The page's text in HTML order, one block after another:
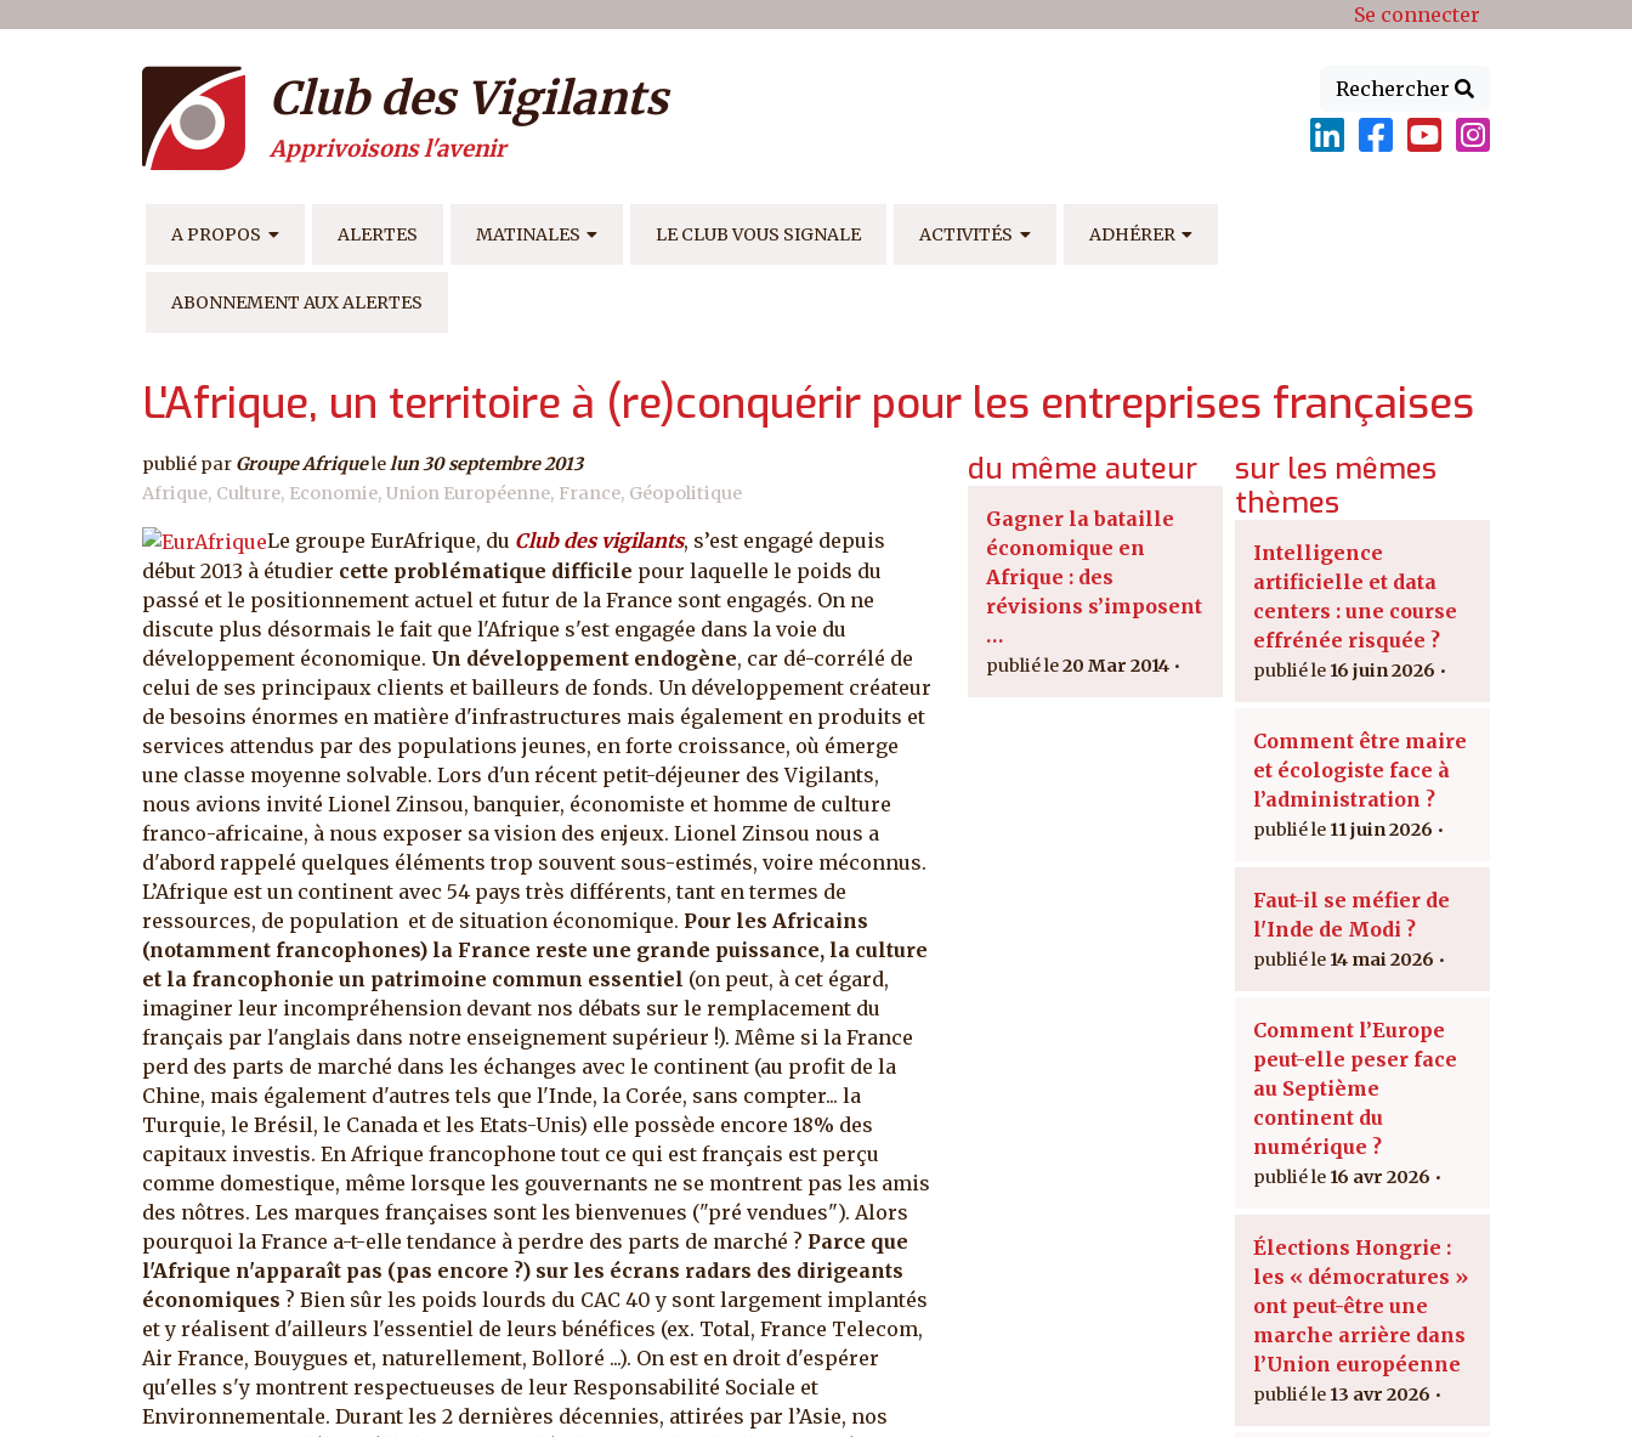
Menu du compte de l'utilisateur Se connecter
Rechercher
Club des Vigilants
Apprivoisons l'avenir
NAVIGATION PRINCIPALE
A PROPOS ALERTES MATINALES LE CLUB VOUS SIGNALE ACTIVITÉS ADHÉRER
ABONNEMENT AUX ALERTES
L'Afrique, un territoire à (re)conquérir pour les entreprises françaises
publié par Groupe Afriquele lun 30 septembre 2013
Afrique Culture Economie Union Européenne France Géopolitique
Le groupe EurAfrique, du Club des vigilants, s’est engagé depuis
début 2013 à étudier cette problématique difficile pour laquelle le poids du
passé et le positionnement actuel et futur de la France sont engagés. On ne
discute plus désormais le fait que l'Afrique s'est engagée dans la voie du
développement économique. Un développement endogène, car dé-corrélé de
celui de ses principaux clients et bailleurs de fonds. Un développement créateur
de besoins énormes en matière d'infrastructures mais également en produits et
services attendus par des populations jeunes, en forte croissance, où émerge
une classe moyenne solvable. Lors d'un récent petit-déjeuner des Vigilants,
nous avions invité Lionel Zinsou, banquier, économiste et homme de culture
franco-africaine, à nous exposer sa vision des enjeux. Lionel Zinsou nous a
d'abord rappelé quelques éléments trop souvent sous-estimés, voire méconnus.
L’Afrique est un continent avec 54 pays très différents, tant en termes de
ressources, de population et de situation économique. Pour les Africains
(notamment francophones) la France reste une grande puissance, la culture
et la francophonie un patrimoine commun essentiel (on peut, à cet égard,
imaginer leur incompréhension devant nos débats sur le remplacement du
français par l'anglais dans notre enseignement supérieur !). Même si la France
perd des parts de marché dans les échanges avec le continent (au profit de la
Chine, mais également d'autres tels que l'Inde, la Corée, sans compter... la
Turquie, le Brésil, le Canada et les Etats-Unis) elle possède encore 18% des
capitaux investis. En Afrique francophone tout ce qui est français est perçu
comme domestique, même lorsque les gouvernants ne se montrent pas les amis
des nôtres. Les marques françaises sont les bienvenues ("pré vendues"). Alors
pourquoi la France a-t-elle tendance à perdre des parts de marché ? Parce que
l'Afrique n'apparaît pas (pas encore ?) sur les écrans radars des dirigeants
économiques ? Bien sûr les poids lourds du CAC 40 y sont largement implantés
et y réalisent d'ailleurs l'essentiel de leurs bénéfices (ex. Total, France Telecom,
Air France, Bouygues et, naturellement, Bolloré ...). On est en droit d'espérer
qu'elles s'y montrent respectueuses de leur Responsabilité Sociale et
Environnementale. Durant les 2 dernières décennies, attirées par l’Asie, nos
du même auteur
Gagner la bataille
économique en
Afrique : des
révisions s’imposent
…
20 Mar 2014
sur les mêmes
thèmes
Intelligence
artificielle et data
centers : une course
effrénée risquée ?
16 juin 2026
Comment être maire
et écologiste face à
l’administration ?
11 juin 2026
Faut-il se méfier de
l'Inde de Modi ?
14 mai 2026
Comment l’Europe
peut-elle peser face
au Septième
continent du
numérique ?
16 avr 2026
Élections Hongrie :
les « démocratures »
ont peut-être une
marche arrière dans
l’Union européenne
13 avr 2026